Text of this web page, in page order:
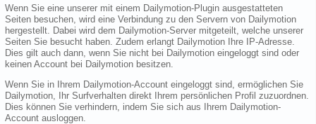
Wenn Sie eine unserer mit einem Dailymotion-Plugin ausgestatteten
Seiten besuchen, wird eine Verbindung zu den Servern von Dailymotion
hergestellt. Dabei wird dem Dailymotion-Server mitgeteilt, welche unserer
Seiten Sie besucht haben. Zudem erlangt Dailymotion Ihre IP-Adresse.
Dies gilt auch dann, wenn Sie nicht bei Dailymotion eingeloggt sind oder
keinen Account bei Dailymotion besitzen.
Wenn Sie in Ihrem Dailymotion-Account eingeloggt sind, ermöglichen Sie
Dailymotion, Ihr Surfverhalten direkt Ihrem persönlichen Profil zuzuordnen.
Dies können Sie verhindern, indem Sie sich aus Ihrem Dailymotion-
Account ausloggen.